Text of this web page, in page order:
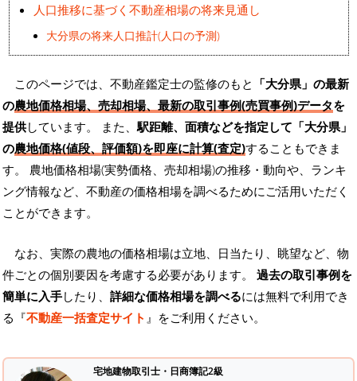
人口推移に基づく不動産相場の将来見通し
大分県の将来人口推計(人口の予測)
このページでは、不動産鑑定士の監修のもと 「大分県」の最新
の農地価格相場、売却相場、最新の取引事例(売買事例)データを
提供しています。 また、駅距離、面積などを指定して「大分県」
の農地価格(値段、評価額)を即座に計算(査定)することもできま
す。 農地価格相場(実勢価格、売却相場)の推移・動向や、ランキ
ング情報など、不動産の価格相場を調べるためにご活用いただく
ことができます。
なお、実際の農地の価格相場は立地、日当たり、眺望など、物
件ごとの個別要因を考慮する必要があります。 過去の取引事例を
簡単に入手したり、 詳細な価格相場を調べるには無料で利用でき
る『不動産一括査定サイト 』をご利用ください。
宅地建物取引士・日商簿記2級